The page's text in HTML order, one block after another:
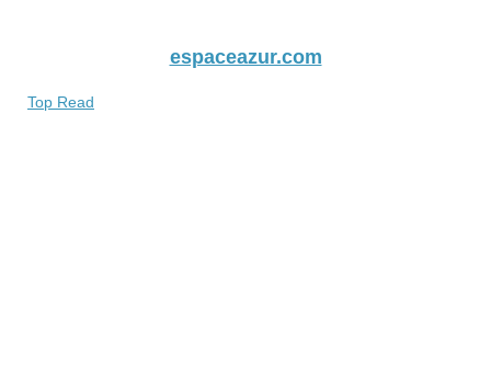
espaceazur.com
Top Read